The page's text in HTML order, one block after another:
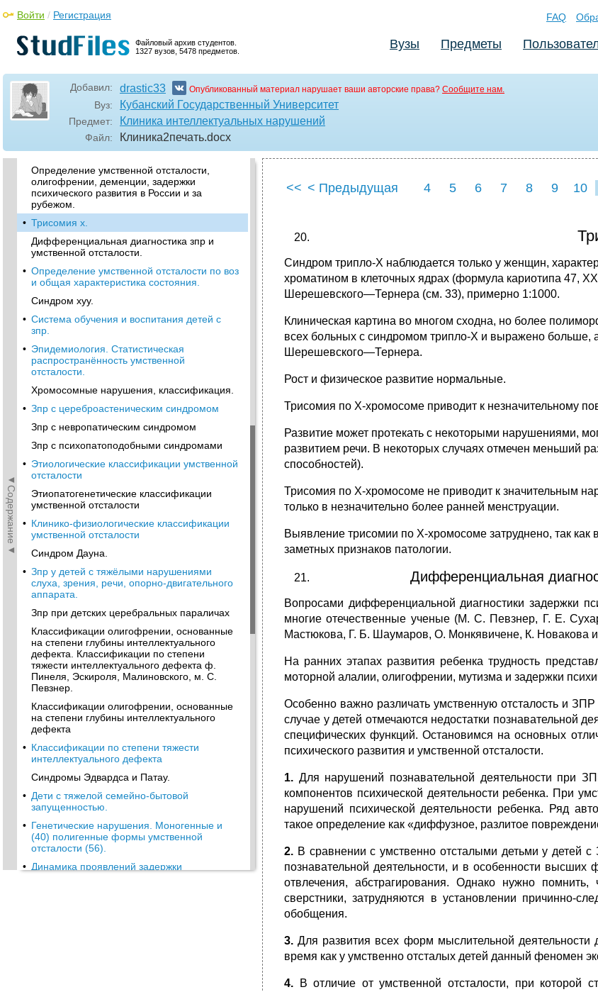
Файловый архив студентов.
1327 вузов, 5478 предметов.
Войти / Регистрация FAQ
Вузы Предметы
Добавил: drastic33 Опубликованный материал нарушает ваши авторские права? Сообщите нам.
Вуз: Кубанский Государственный Университет
Предмет: Клиника интеллектуальных нарушений
Файл: Клиника2печать.docx
◄Содержание◄
• Синдром Шерешевского—Тернера.
Классификация зпр: конституционального
генеза, соматогенного генеза, психогенного
Смотри вопрос 3 билета 7.
Современные представления об
умственной отсталости и ее формах.
• Синдром Клайнфелтера.
Особенности высших психических функций
у детей с зпр.
Определение умственной отсталости,
олигофрении, деменции, задержки
психического развития в России и за
рубежом.
• Трисомия х.
Дифференциальная диагностика зпр и
умственной отсталости.
• Определение умственной отсталости по воз
и общая характеристика состояния.
Синдром xyy.
• Система обучения и воспитания детей с
зпр.
• Эпидемиология. Статистическая
распространённость умственной
отсталости.
Хромосомные нарушения, классификация.
• Зпр с цереброастеническим синдромом
Зпр с невропатическим синдромом
Зпр с психопатоподобными синдромами
• Этиологические классификации умственной
отсталости
Этиопатогенетические классификации
умственной отсталости
• Клинико-физиологические классификации
умственной отсталости
Синдром Дауна.
• Зпр у детей с тяжёлыми нарушениями
слуха, зрения, речи, опорно-двигательного
аппарата.
Зпр при детских церебральных параличах
Классификации олигофрении, основанные
на степени глубины интеллектуального
дефекта. Классификации по степени
тяжести интеллектуального дефекта ф.
Пинеля, Эскироля, Малиновского, м. С.
Певзнер.
Классификации олигофрении, основанные
на степени глубины интеллектуального
дефекта
• Классификации по степени тяжести
интеллектуального дефекта
Синдромы Эдвардса и Патау.
• Дети с тяжелой семейно-бытовой
запущенностью.
• Генетические нарушения. Моногенные и
(40) полигенные формы умственной
отсталости (56).
• Динамика проявлений задержки
<< < Предыдущая 4 5 6 7 8 9 10
Синдром трипло-X наблюдается только у женщин,
хроматином в клеточных ядрах (формула кариотипа 47,
Шерешевского—Тернера (см. 33), примерно 1:1000.
Клиническая картина во многом сходна, но более
всех больных с синдромом трипло-X и выражено
Шерешевского—Тернера.
Рост и физическое развитие нормальные.
Трисомия по X-хромосоме приводит к незначительному
Развитие может протекать с некоторыми нарушениями,
развитием речи. В некоторых случаях отмечен меньший
способностей).
Трисомия по X-хромосоме не приводит к значительным
только в незначительно более ранней менструации.
Выявление трисомии по X-хромосоме затруднено, так
заметных признаков патологии.
Дифференциальная
Вопросами дифференциальной диагностики задержки
многие отечественные ученые (М. С. Певзнер, Г. Е.
Мастюкова, Г. Б. Шаумаров, О. Монкявичене, К. Новакова и
На ранних этапах развития ребенка трудность
моторной алалии, олигофрении, мутизма и задержки
Особенно важно различать умственную отсталость и ЗПР
случае у детей отмечаются недостатки познавательной
специфических функций. Остановимся на основных
психического развития и умственной отсталости.
1. Для нарушений познавательной деятельности при
компонентов психической деятельности ребенка. При
нарушений психической деятельности ребенка. Ряд
такое определение как «диффузное, разлитое
2. В сравнении с умственно отсталыми детьми у детей
познавательной деятельности, и в особенности
отвлечения, абстрагирования. Однако нужно
сверстники, затрудняются в установлении причинно-
обобщения.
3. Для развития всех форм мыслительной деятельности
время как у умственно отсталых детей данный феномен
4. В отличие от умственной отсталости, при